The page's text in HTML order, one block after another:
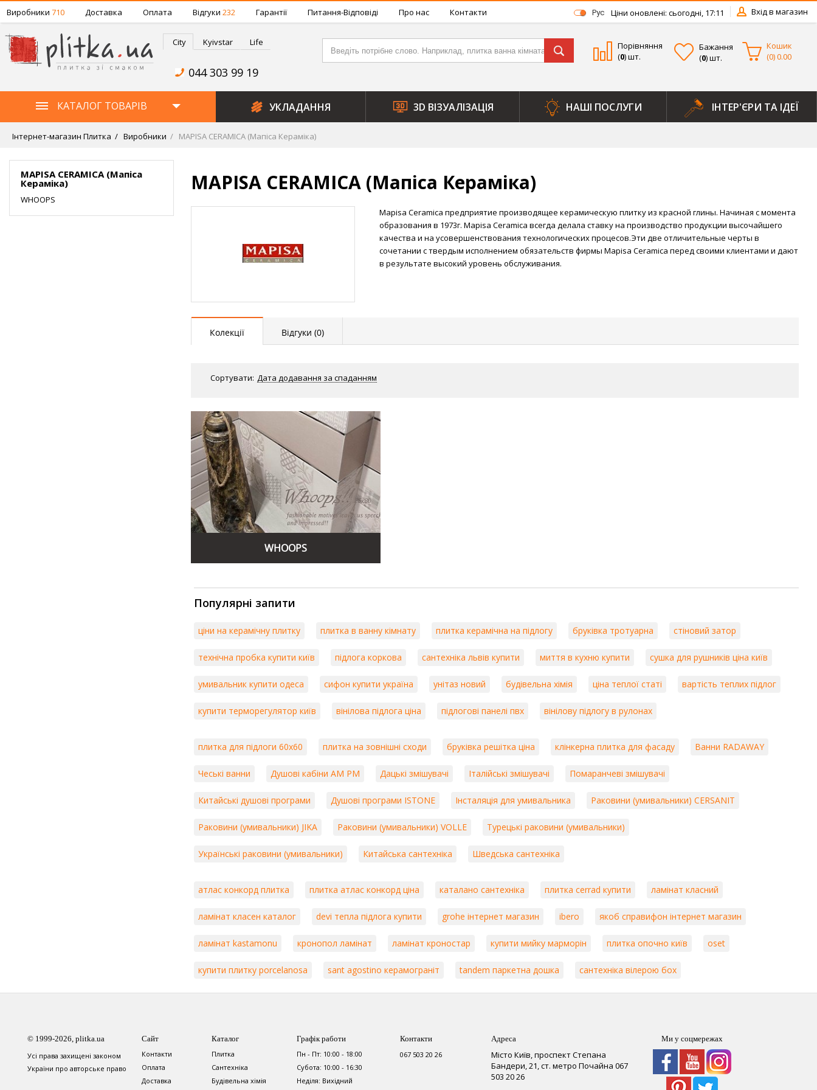
Виробники 710 Доставка Оплата Відгуки 232 Гарантії Питання-Відповіді Про нас Контакти Ціни оновлені: сьогодні, 17:11 Вхід в магазин
Рус
City Kyivstar Life
044 303 99 19
Порівняння
(0) шт.
Бажання
(0) шт.
Кошик
(0)0.00
КАТАЛОГ ТОВАРІВ УКЛАДАННЯ 3D ВІЗУАЛІЗАЦІЯ НАШІ ПОСЛУГИ ІНТЕР'ЄРИ ТА ІДЕЇ
Інтернет-магазин Плитка Виробники MAPISA CERAMICA (Мапіса Кераміка)
MAPISA CERAMICA (Мапіса
Кераміка)
WHOOPS
MAPISA CERAMICA (Мапіса Кераміка)
Mapisa Ceramica предприятие производящее керамическую плитку из красной глины. Начиная с момента
образования в 1973г. Mapisa Ceramica всегда делала ставку на производство продукции высочайшего
качества и на усовершенствования технологических процесов.Эти две отличительные черты в
сочетании с твердым исполнением обязательств фирмы Mapisa Ceramica перед своими клиентами и дают
в результате высокий уровень обслуживания.
Колекції Відгуки (0)
Сортувати: Дата додавання за спаданням
WHOOPS
Популярні запити
ціни на керамічну плитку плитка в ванну кімнату плитка керамічна на підлогу бруківка тротуарна стіновий затор
технічна пробка купити київ підлога коркова сантехніка львів купити миття в кухню купити сушка для рушників ціна київ
умивальник купити одеса сифон купити україна унітаз новий будівельна хімія ціна теплої статі вартість теплих підлог
купити терморегулятор київ вінілова підлога ціна підлогові панелі пвх вінілову підлогу в рулонах
плитка для підлоги 60х60 плитка на зовнішні сходи бруківка решітка ціна клінкерна плитка для фасаду Ванни RADAWAY
Чеські ванни Душові кабіни AM PM Дацькі змішувачі Італійські змішувачі Помаранчеві змішувачі
Китайські душові програми Душові програми ISTONE Інсталяція для умивальника Раковини (умивальники) CERSANIT
Раковини (умивальники) JIKA Раковини (умивальники) VOLLE Турецькі раковини (умивальники)
Українські раковини (умивальники) Китайська сантехніка Шведська сантехніка
атлас конкорд плитка плитка атлас конкорд ціна каталано сантехніка плитка cerrad купити ламінат класний
ламінат класен каталог devi тепла підлога купити grohe інтернет магазин ibero якоб справифон інтернет магазин
ламінат kastamonu кронопол ламінат ламінат кроностар купити мийку марморін плитка опочно київ oset
купити плитку porcelanosa sant agostino керамограніт tandem паркетна дошка сантехніка вілерою бох
© 1999-2026, plitka.ua
Усі права захищені законом
України про авторське право
Сайт
Контакти
Оплата
Доставка
Каталог
Плитка
Сантехніка
Будівельна хімія
Графік работи
Пн - Пт: 10:00 - 18:00
Субота: 10:00 - 16:30
Неділя: Вихідний
Контакти
067 503 20 26
Адреса
Місто Київ, проспект Степана
Бандери, 21, ст. метро Почайна 067
503 20 26
Ми у соцмережах